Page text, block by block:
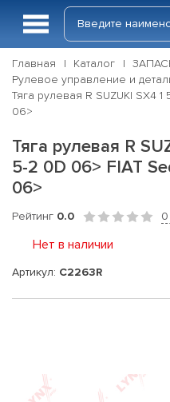
Главная Каталог
Рулевое управление и
Тяга рулевая R SUZUKI SX4
06>
Тяга рулевая R
5-2 0D 06> FIAT
06>
Рейтинг 0.0
Нет в наличии
Артикул: C2263R